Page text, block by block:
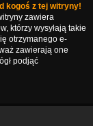
kogoś z tej witryny!
zawiera
którzy wysyłają takie
otrzymanego e-
zawierają one
podjąć